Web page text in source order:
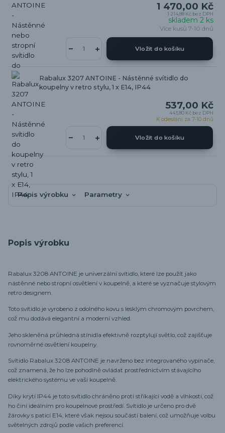
1 470,00 Kč
1 214,88 Kč bez DPH
skladem 2 ks
Více kusů 7-10 dnů
Vložit do košíku
Rabalux 3207 ANTOINE - Nástěnné svítidlo do
koupelny v retro stylu, 1 x E14, IP44
537,00 Kč
443,80 Kč bez DPH
K odeslání za 7-10 dnů
Vložit do košíku
Popis výrobku Parametry
Popis výrobku
Rabalux 3208 ANTOINE je univerzální svítidlo, které lze použít jako
nástěnné nebo stropní osvětlení v koupelně, a které se vyznačuje stylovým
retro designem.
Toto svítidlo je vyrobeno z odolného kovu s lesklým chromovým povrchem,
což mu dodává elegantní a moderní vzhled.
Jeho skleněná průhledná stínidla efektivně rozptylují světlo, což zajišťuje
rovnoměrné osvětlení koupelny.
Svítidlo Rabalux 3208 ANTOINE je navrženo bez integrovaného vypínače,
což znamená, že ho lze pohodlně ovládat prostřednictvím stávajícího
elektrického systému ve vaší koupelně.
Díky krytí IP44 je toto svítidlo chráněno proti stříkající vodě a vlhkosti, což
ho činí ideálním pro koupelnové prostředí. Svítidlo je určeno pro dvě
žárovky s paticí E14, které však nejsou součástí balení, což umožňuje volbu
světelných zdrojů podle vašich preferencí.